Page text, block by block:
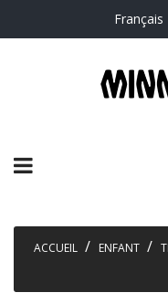
Français
navigation
ACCUEIL ENFANT